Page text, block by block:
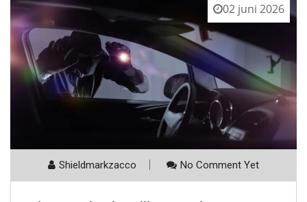
02 juni 2026
Shieldmarkzacco No Comment Yet